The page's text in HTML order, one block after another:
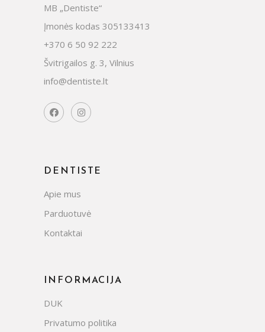
MB „Dentiste“
Įmonės kodas 305133413
+370 6 50 92 222
Švitrigailos g. 3, Vilnius
info@dentiste.lt
DENTISTE
Apie mus
Parduotuvė
Kontaktai
INFORMACIJA
DUK
Privatumo politika